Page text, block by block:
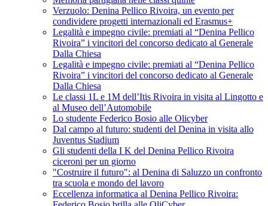
Verzuolo: Denina Pellico Rivoira, un evento per
condividere progetti internazionali ed Erasmus+
Legalità e impegno civile: premiati al “Denina Pellico
Rivoira” i vincitori del concorso dedicato al Generale
Dalla Chiesa
Legalità e impegno civile: premiati al “Denina Pellico
Rivoira” i vincitori del concorso dedicato al Generale
Dalla Chiesa
Le classi 1L e 1M dell’Itis Rivoira in visita al Lingotto e
al Museo dell’Automobile
Lo studente Federico Bosio alle Olicyber
Dal campo al futuro: studenti del Denina in visita allo
Juventus Stadium
Gli studenti della I K del Denina Pellico Rivoira
ciceroni per un giorno
"Costruire il futuro": al Denina di Saluzzo un confronto
tra scuola e mondo del lavoro
Eccellenza informatica al Denina Pellico Rivoira: